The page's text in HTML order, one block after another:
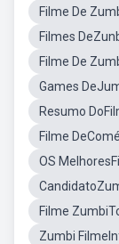
Filme De
Filmes
Filme De
Games
Resumo
Filme
OS
Filme
Zumbi